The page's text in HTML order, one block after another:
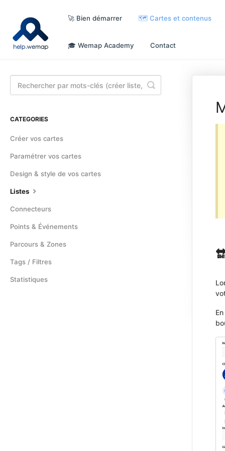
🚀 Bien démarrer 🗺️ Cartes et contenus
🎓 Wemap Academy Contact
Toggle
Search
CATEGORIES
Créer vos cartes
Paramétrer vos cartes
Design & style de vos cartes
Listes
Connecteurs
Points & Événements
Parcours & Zones
Tags / Filtres
Statistiques